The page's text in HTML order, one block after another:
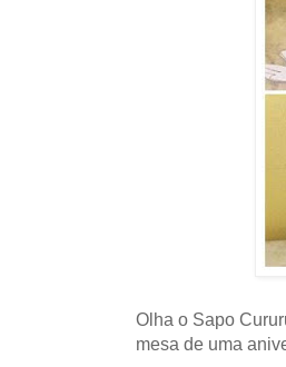
Olha o Sapo
mesa de uma